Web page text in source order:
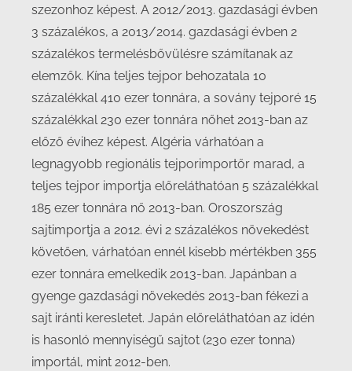
szezonhoz képest. A 2012/2013. gazdasági évben
3 százalékos, a 2013/2014. gazdasági évben 2
százalékos termelésbővülésre számítanak az
elemzők. Kína teljes tejpor behozatala 10
százalékkal 410 ezer tonnára, a sovány tejporé 15
százalékkal 230 ezer tonnára nőhet 2013-ban az
előző évihez képest. Algéria várhatóan a
legnagyobb regionális tejporimportőr marad, a
teljes tejpor importja előreláthatóan 5 százalékkal
185 ezer tonnára nő 2013-ban. Oroszország
sajtimportja a 2012. évi 2 százalékos növekedést
követően, várhatóan ennél kisebb mértékben 355
ezer tonnára emelkedik 2013-ban. Japánban a
gyenge gazdasági növekedés 2013-ban fékezi a
sajt iránti keresletet. Japán előreláthatóan az idén
is hasonló mennyiségű sajtot (230 ezer tonna)
importál, mint 2012-ben.